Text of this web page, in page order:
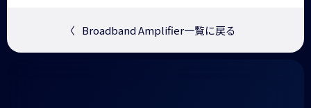
〈 Broadband Amplifier一覧に戻る